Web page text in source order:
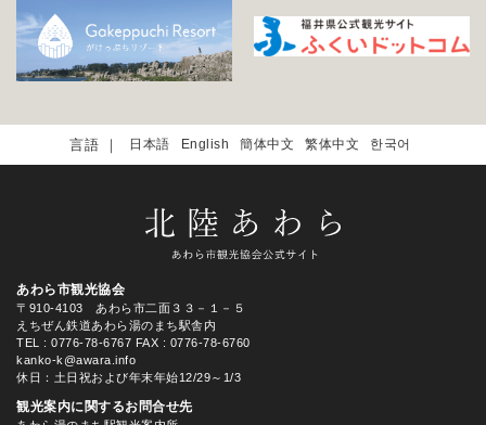
日本語 English 簡体中文 繁体中文 한국어
あわら市観光協会
〒910-4103 あわら市二面３３－１－５
えちぜん鉄道あわら湯のまち駅舎内
TEL
: 0776-78-6767 FAX : 0776-78-6760
kanko-k@awara.info
休日：土日祝および年末年始12/29～1/3
観光案内に関するお問合せ先